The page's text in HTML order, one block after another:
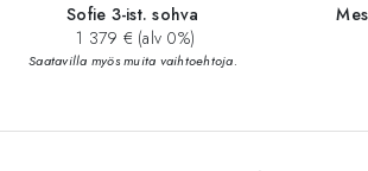
Sofie 3-ist. sohva
1 379 € (alv 0%)
Saatavilla myös muita vaihtoehtoja.